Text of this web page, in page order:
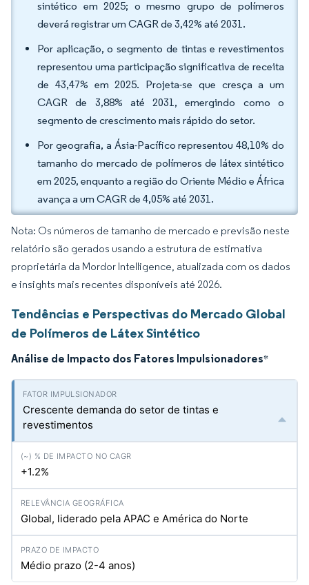
sintético em 2025; o mesmo grupo de polímeros
deverá registrar um CAGR de 3,42% até 2031.
Por aplicação, o segmento de tintas e revestimentos
representou uma participação significativa de receita
de 43,47% em 2025. Projeta-se que cresça a um
CAGR de 3,88% até 2031, emergindo como o
segmento de crescimento mais rápido do setor.
Por geografia, a Ásia-Pacífico representou 48,10% do
tamanho do mercado de polímeros de látex sintético
em 2025, enquanto a região do Oriente Médio e África
avança a um CAGR de 4,05% até 2031.
Nota: Os números de tamanho de mercado e previsão neste
relatório são gerados usando a estrutura de estimativa
proprietária da Mordor Intelligence, atualizada com os dados
e insights mais recentes disponíveis até 2026.
Tendências e Perspectivas do Mercado Global
de Polímeros de Látex Sintético
Análise de Impacto dos Fatores Impulsionadores*
Crescente demanda do setor de tintas e
revestimentos
+1.2%
Global, liderado pela APAC e América do Norte
Médio prazo (2-4 anos)